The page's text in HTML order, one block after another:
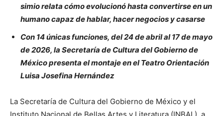
simio relata cómo evolucionó hasta convertirse en un
humano capaz de hablar, hacer negocios y casarse
Con 14 únicas funciones, del 24 de abril al 17 de mayo
de 2026, la Secretaría de Cultura del Gobierno de
México presenta el montaje en el Teatro Orientación
Luisa Josefina Hernández
La Secretaría de Cultura del Gobierno de México y el